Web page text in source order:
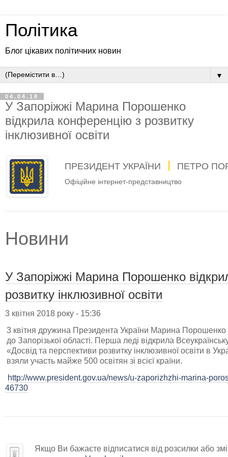
Політика
Блог цікавих політичних новин
▼
04.04.18
У Запоріжжі Марина Порошенко
відкрила конференцію з розвитку
інклюзивної освіти
ПРЕЗИДЕНТ УКРАЇНИ ПЕТРО
Офіційне інтернет-представництво
Новини
У Запоріжжі Марина Порошенко
розвитку інклюзивної освіти
3 квітня 2018 року - 15:36
3 квітня дружина Президента України Марина Порошенко
до Запорізької області. Перша леді відкрила
«Досвід та перспективи розвитку інклюзивної освіти в
взяли участь майже 500 освітян зі всієї країни.
http://www.president.gov.ua/news/u-zaporizhzhi-marina-
46730
Якщо Ви бажаєте відписатися від розсилки або